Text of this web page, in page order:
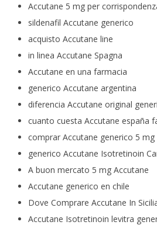
Accutane 5 mg per
sildenafil Accutane generico
acquisto Accutane line
in linea Accutane Spagna
Accutane en una farmacia
generico Accutane argentina
diferencia Accutane original
cuanto cuesta Accutane españa
comprar Accutane generico 5 mg
generico Accutane Isotretinoin
A buon mercato 5 mg Accutane
Accutane generico en chile
Dove Comprare Accutane In
Accutane Isotretinoin levitra